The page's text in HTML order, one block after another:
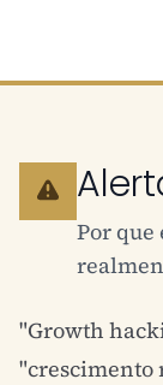
Por que
"Growth
"crescimento